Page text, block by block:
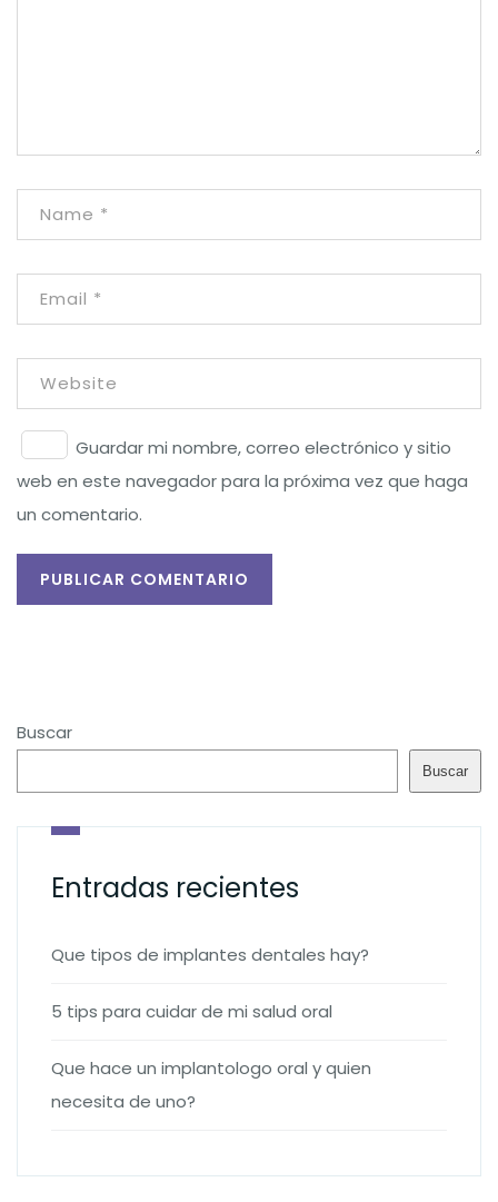
Guardar mi nombre, correo electrónico y sitio
web en este navegador para la próxima vez que haga
un comentario.
Buscar
Buscar
Entradas recientes
Que tipos de implantes dentales hay?
5 tips para cuidar de mi salud oral
Que hace un implantologo oral y quien
necesita de uno?